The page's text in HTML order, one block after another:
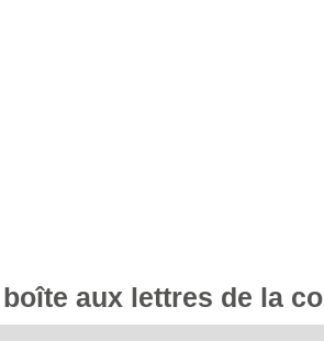
aux lettres de la